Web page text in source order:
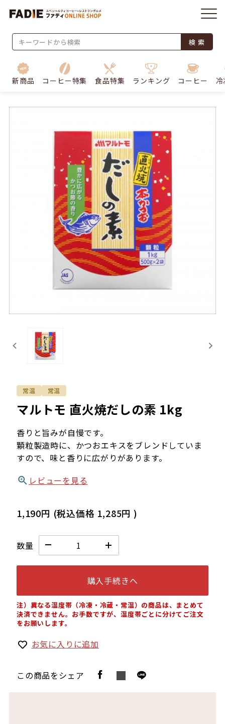
検 索
新商品 コーヒー特集 食品特集 ランキング コーヒー
マルトモ 直火焼だしの素 1kg
香りと旨みが自慢です。
顆粒製造時に、かつおエキスをブレンドしていま
すので、味と香りに広がりがあります。
レビューを見る
1,190円 (税込価格 1,285円 )
数量
購入手続きへ
注）異なる温度帯（冷凍・冷蔵・常温）の商品は、まとめて
決済できません。お手数ですが、温度帯ごとに分けてご注文
をお願いします。
お気に入りに追加
この商品をシェア
常温 常温